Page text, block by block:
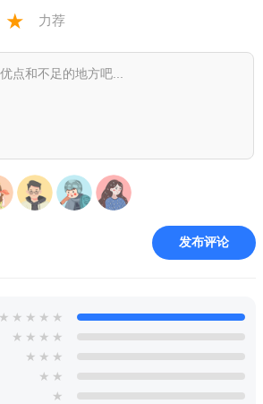
★ 力荐
发布评论
★ ★ ★ ★ ★
★ ★ ★ ★
★ ★ ★
★ ★
★